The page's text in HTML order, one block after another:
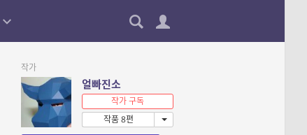
작가
얼빠진소
작가 구독
작품 8편